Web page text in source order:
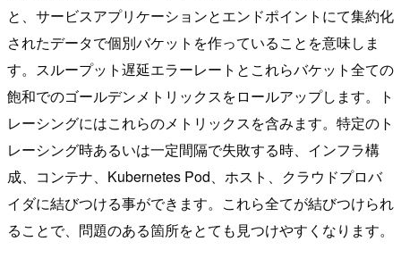
と、サービスアプリケーションとエンドポイントにて集約化
されたデータで個別バケットを作っていることを意味しま
す。スループット遅延エラーレートとこれらバケット全ての
飽和でのゴールデンメトリックスをロールアップします。ト
レーシングにはこれらのメトリックスを含みます。特定のト
レーシング時あるいは一定間隔で失敗する時、インフラ構
成、コンテナ、Kubernetes Pod、ホスト、クラウドプロバ
イダに結びつける事ができます。これら全てが結びつけられ
ることで、問題のある箇所をとても見つけやすくなります。